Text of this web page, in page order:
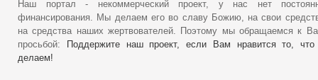
Наш портал - некоммерческий проект, у нас нет
финансирования. Мы делаем его во славу Божию, на свои
на средства наших жертвователей. Поэтому мы обращаемся к
просьбой:
Поддержите наш проект, если Вам нравится то,
делаем!